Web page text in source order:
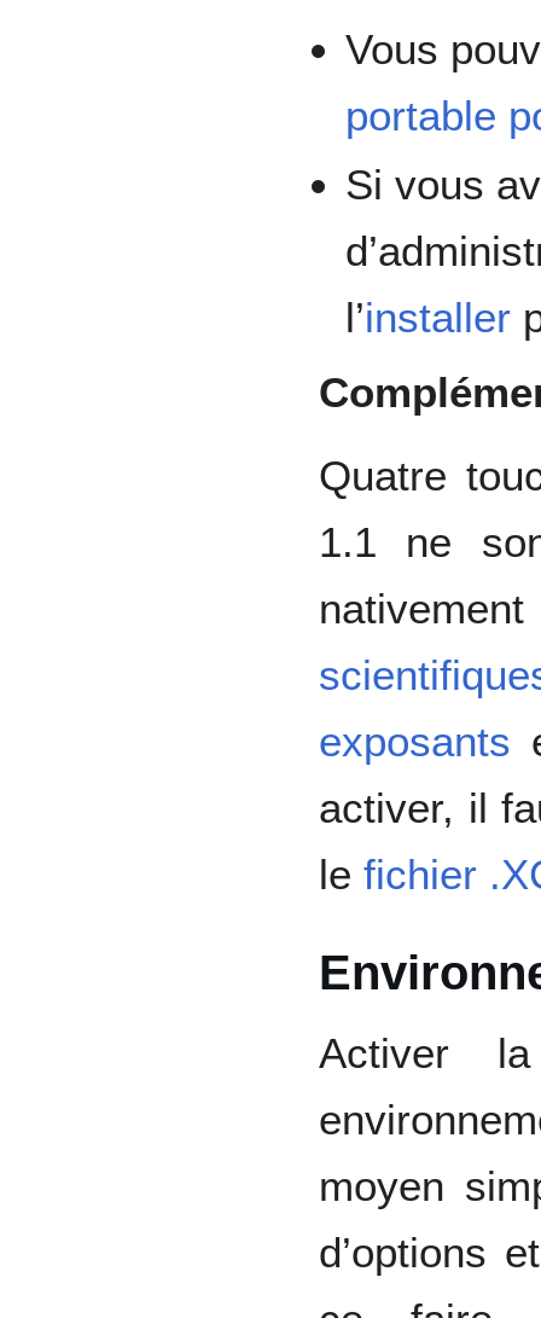
Vous
portable
Si vous
l’installer
Quatre
1.1 ne
exposants
activer, il
le fichier
Activer
moyen
d’options